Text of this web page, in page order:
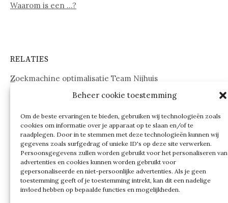
Beheer cookie toestemming
Om de beste ervaringen te bieden, gebruiken wij technologieën zoals
cookies om informatie over je apparaat op te slaan en/of te
raadplegen. Door in te stemmen met deze technologieën kunnen wij
gegevens zoals surfgedrag of unieke ID's op deze site verwerken.
Persoonsgegevens zullen worden gebruikt voor het personaliseren van
advertenties en cookies kunnen worden gebruikt voor
gepersonaliseerde en niet-persoonlijke advertenties. Als je geen
toestemming geeft of je toestemming intrekt, kan dit een nadelige
invloed hebben op bepaalde functies en mogelijkheden.
Waarom is een …?
RELATIES
Zoekmachine optimalisatie Team Nijhuis